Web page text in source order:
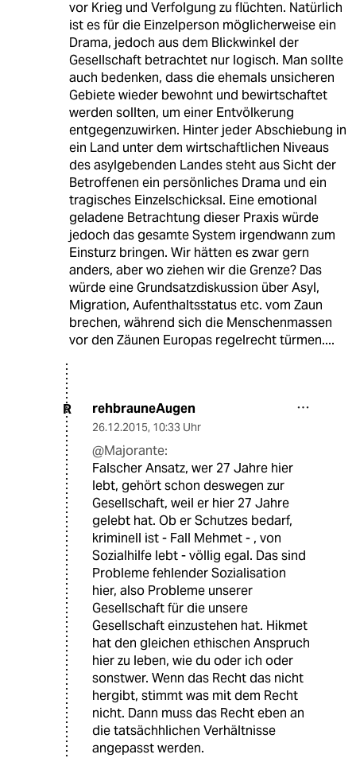
vor Krieg und Verfolgung zu flüchten. Natürlich
ist es für die Einzelperson möglicherweise ein
Drama, jedoch aus dem Blickwinkel der
Gesellschaft betrachtet nur logisch. Man sollte
auch bedenken, dass die ehemals unsicheren
Gebiete wieder bewohnt und bewirtschaftet
werden sollten, um einer Entvölkerung
entgegenzuwirken. Hinter jeder Abschiebung in
ein Land unter dem wirtschaftlichen Niveaus
des asylgebenden Landes steht aus Sicht der
Betroffenen ein persönliches Drama und ein
tragisches Einzelschicksal. Eine emotional
geladene Betrachtung dieser Praxis würde
jedoch das gesamte System irgendwann zum
Einsturz bringen. Wir hätten es zwar gern
anders, aber wo ziehen wir die Grenze? Das
würde eine Grundsatzdiskussion über Asyl,
Migration, Aufenthaltsstatus etc. vom Zaun
brechen, während sich die Menschenmassen
vor den Zäunen Europas regelrecht türmen....
R rehbrauneAugen
26.12.2015, 10:33 Uhr
@Majorante:
Falscher Ansatz, wer 27 Jahre hier
lebt, gehört schon deswegen zur
Gesellschaft, weil er hier 27 Jahre
gelebt hat. Ob er Schutzes bedarf,
kriminell ist - Fall Mehmet - , von
Sozialhilfe lebt - völlig egal. Das sind
Probleme fehlender Sozialisation
hier, also Probleme unserer
Gesellschaft für die unsere
Gesellschaft einzustehen hat. Hikmet
hat den gleichen ethischen Anspruch
hier zu leben, wie du oder ich oder
sonstwer. Wenn das Recht das nicht
hergibt, stimmt was mit dem Recht
nicht. Dann muss das Recht eben an
die tatsächhlichen Verhältnisse
angepasst werden.